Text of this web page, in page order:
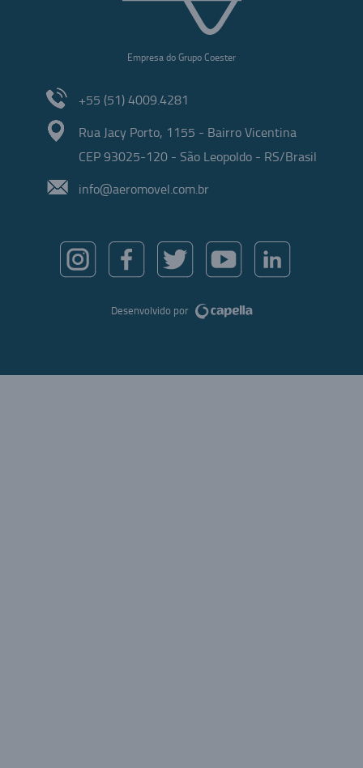
Empresa do Grupo Coester
+55 (51) 4009.4281
Rua Jacy Porto, 1155 - Bairro Vicentina
CEP 93025-120 - São Leopoldo - RS/Brasil
info@aeromovel.com.br
Desenvolvido por